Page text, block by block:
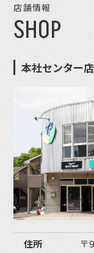
店舗情報
SHOP
本社センター
住所
〒